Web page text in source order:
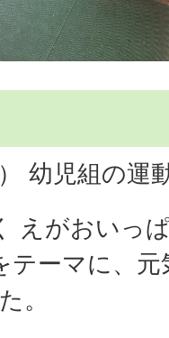
幼児組の運
えがおいっ
テーマに、
。